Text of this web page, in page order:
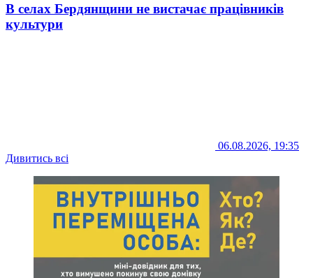
В селах Бердянщини не вистачає працівників
культури
06.08.2026, 19:35
Дивитись всі